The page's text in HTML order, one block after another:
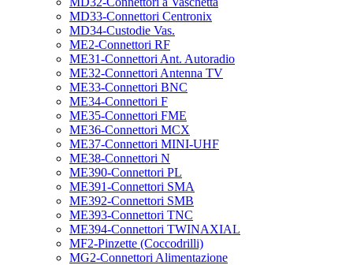
MD33-Connettori Centronix
MD34-Custodie Vas.
ME2-Connettori RF
ME31-Connettori Ant. Autoradio
ME32-Connettori Antenna TV
ME33-Connettori BNC
ME34-Connettori F
ME35-Connettori FME
ME36-Connettori MCX
ME37-Connettori MINI-UHF
ME38-Connettori N
ME390-Connettori PL
ME391-Connettori SMA
ME392-Connettori SMB
ME393-Connettori TNC
ME394-Connettori TWINAXIAL
MF2-Pinzette (Coccodrilli)
MG2-Connettori Alimentazione